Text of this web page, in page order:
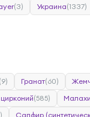
(3) Украина(1337)
(9) Гранат(60)
(585)
Сапфир